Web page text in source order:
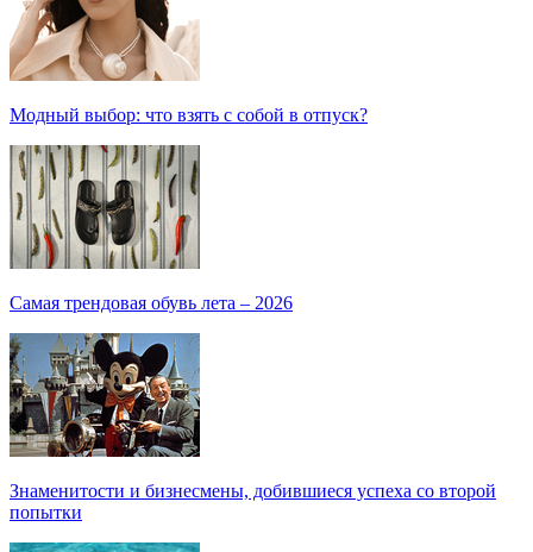
Модный выбор: что взять с собой в отпуск?
Самая трендовая обувь лета – 2026
Знаменитости и бизнесмены, добившиеся успеха со второй
попытки